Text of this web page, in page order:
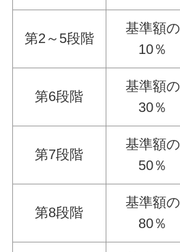
第2～5段階
基準額の
10％
第6段階
基準額の
30％
第7段階
基準額の
50％
第8段階
基準額の
80％